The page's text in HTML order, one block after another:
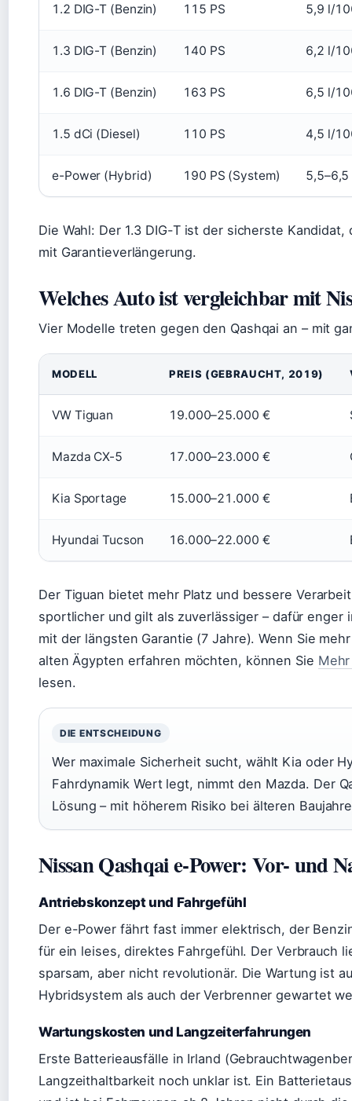
1.2 DIG-T (Benzin) 115 PS 5,9 l/
1.3 DIG-T (Benzin) 140 PS 6,2 l/
1.6 DIG-T (Benzin) 163 PS 6,5 l/
1.5 dCi (Diesel) 110 PS 4,5 l/
e-Power (Hybrid) 190 PS (System)
Die Wahl: Der 1.3 DIG-T ist der sicherste
mit Garantieverlängerung.
Welches Auto ist vergleichbar mit
Vier Modelle treten gegen den Qashqai an – mit
MODELL PREIS (GEBRAUCHT, 2019)
VW Tiguan 19.000–25.000 €
Mazda CX-5 17.000–23.000 €
Kia Sportage 15.000–21.000 €
Hyundai Tucson 16.000–22.000 €
Der Tiguan bietet mehr Platz und bessere
sportlicher und gilt als zuverlässiger – dafür enger
mit der längsten Garantie (7 Jahre). Wenn Sie
alten Ägypten erfahren möchten, können Sie
lesen.
DIE ENTSCHEIDUNG
Wer maximale Sicherheit sucht, wählt Kia oder
Fahrdynamik Wert legt, nimmt den Mazda. Der
Lösung – mit höherem Risiko bei älteren
Nissan Qashqai e-Power: Vor- und
Antriebskonzept und Fahrgefühl
Der e-Power fährt fast immer elektrisch, der
für ein leises, direktes Fahrgefühl. Der Verbrauch
sparsam, aber nicht revolutionär. Die Wartung ist
Hybridsystem als auch der Verbrenner gewartet
Wartungskosten und Langzeiterfahrungen
Erste Batterieausfälle in Irland
Langzeithaltbarkeit noch unklar ist. Ein